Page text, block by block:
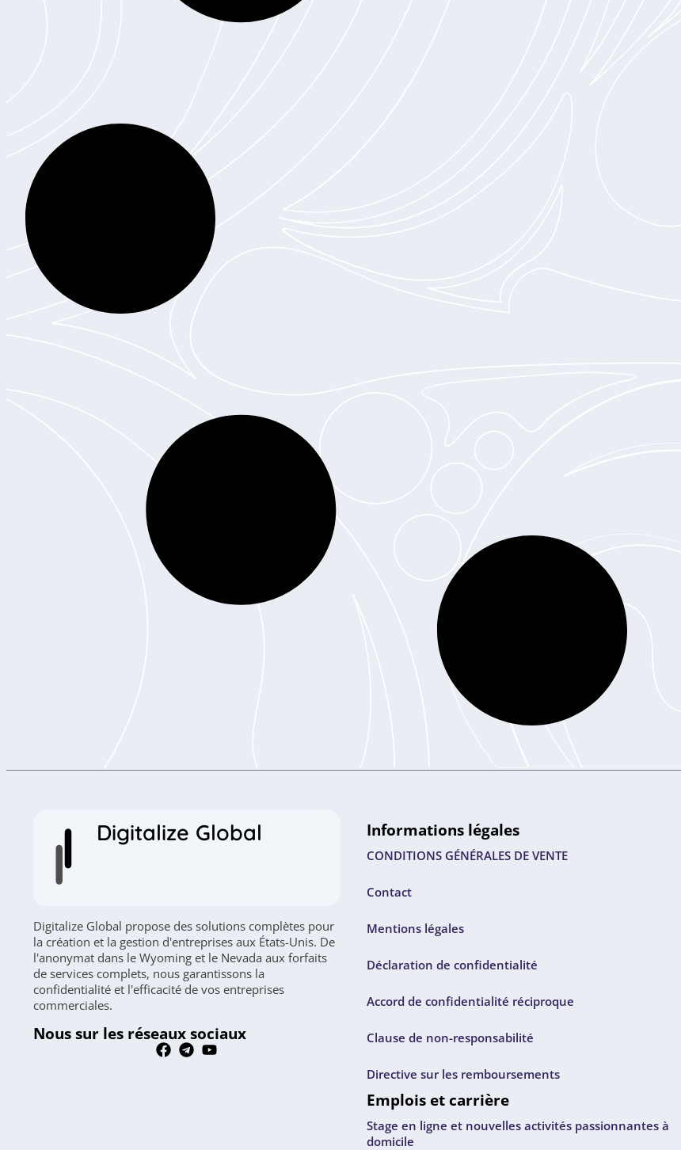
Digitalize Global
Digitalize Global propose des solutions complètes pour
la création et la gestion d'entreprises aux États-Unis. De
l'anonymat dans le Wyoming et le Nevada aux forfaits
de services complets, nous garantissons la
confidentialité et l'efficacité de vos entreprises
commerciales.
Nous sur les réseaux sociaux
Informations légales
CONDITIONS GÉNÉRALES DE VENTE
Contact
Mentions légales
Déclaration de confidentialité
Accord de confidentialité réciproque
Clause de non-responsabilité
Directive sur les remboursements
Emplois et carrière
Stage en ligne et nouvelles activités passionnantes à
domicile